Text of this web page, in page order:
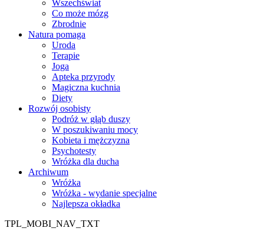
Wszechświat
Co może mózg
Zbrodnie
Natura pomaga
Uroda
Terapie
Joga
Apteka przyrody
Magiczna kuchnia
Diety
Rozwój osobisty
Podróż w głąb duszy
W poszukiwaniu mocy
Kobieta i mężczyzna
Psychotesty
Wróżka dla ducha
Archiwum
Wróżka
Wróżka - wydanie specjalne
Najlepsza okładka
TPL_MOBI_NAV_TXT